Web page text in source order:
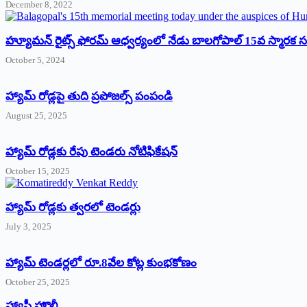
December 8, 2022
హ్యూమన్‌ రైట్స్‌ ఫోరమ్‌ ఆధ్వర్యంలో నేడు బాలగోపాల్‌ 15వ స్మారక
October 5, 2024
హ్యామ్‌ రోడ్లపై తుది ప్రపోజల్స్‌ పంపండి
August 25, 2025
హ్యామ్‌ రోడ్లకు రేపు టెండరు నోటిఫికేషన్‌
October 15, 2025
హ్యామ్‌ రోడ్లకు త్వరలో టెండర్లు
July 3, 2025
హ్యామ్‌ ‌టెండర్లలో రూ.8వేల కోట్ల కుంభకోణం
October 25, 2025